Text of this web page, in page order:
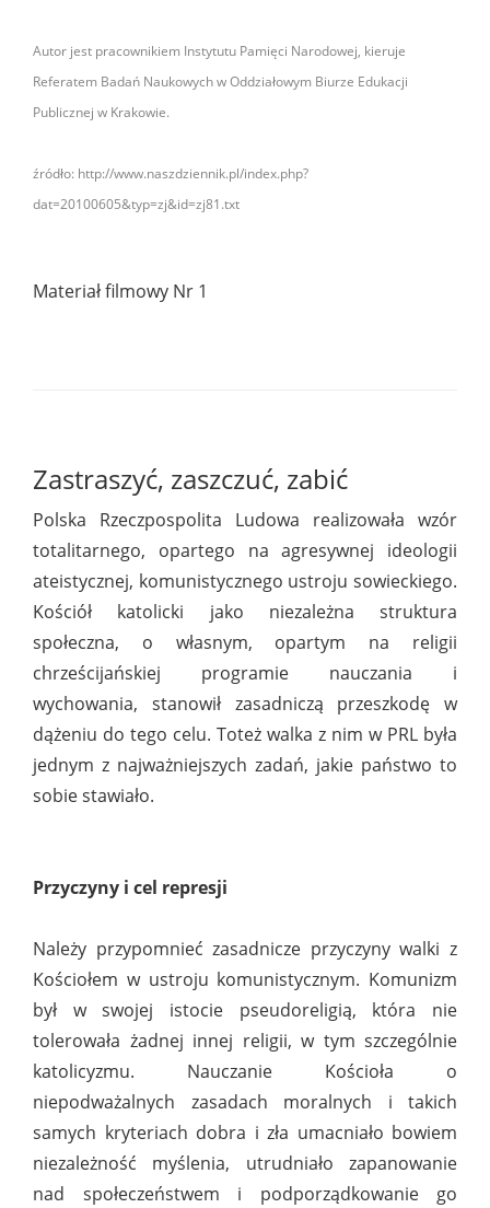
Autor jest pracownikiem Instytutu Pamięci Narodowej, kieruje
Referatem Badań Naukowych w Oddziałowym Biurze Edukacji
Publicznej w Krakowie.
źródło: http://www.naszdziennik.pl/index.php?
dat=20100605&typ=zj&id=zj81.txt
Materiał filmowy Nr 1
Zastraszyć, zaszczuć, zabić
Polska Rzeczpospolita Ludowa realizowała wzór
totalitarnego, opartego na agresywnej ideologii
ateistycznej, komunistycznego ustroju sowieckiego.
Kościół katolicki jako niezależna struktura
społeczna, o własnym, opartym na religii
chrześcijańskiej programie nauczania i
wychowania, stanowił zasadniczą przeszkodę w
dążeniu do tego celu. Toteż walka z nim w PRL była
jednym z najważniejszych zadań, jakie państwo to
sobie stawiało.
Przyczyny i cel represji
Należy przypomnieć zasadnicze przyczyny walki z
Kościołem w ustroju komunistycznym. Komunizm
był w swojej istocie pseudoreligią, która nie
tolerowała żadnej innej religii, w tym szczególnie
katolicyzmu. Nauczanie Kościoła o
niepodważalnych zasadach moralnych i takich
samych kryteriach dobra i zła umacniało bowiem
niezależność myślenia, utrudniało zapanowanie
nad społeczeństwem i podporządkowanie go